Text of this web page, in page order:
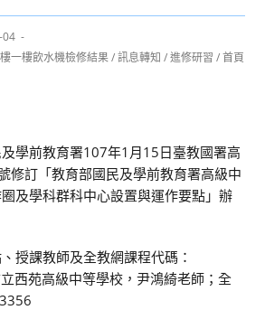
04
一樓飲水機檢修結果 / 訊息轉知 / 進修研習 / 首頁
學前教育署107年1月15日臺教國署高
修訂「教育部國民及學前教育署高級中
及學科群科中心設置與運作要點」辦
授課教師及全教網課程代碼：
西苑高級中等學校，尹鴻綺老師；全